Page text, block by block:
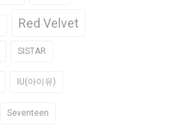
Red Velvet
SISTAR
IU(아이유)
Seventeen